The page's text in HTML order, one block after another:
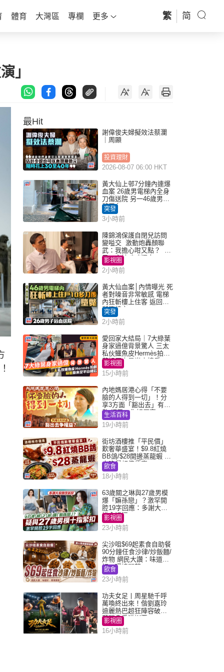
體育 大灣區 專欄 更多 繁 简
」
最Hit
謝偉俊夫婦擬效法蔡瀾
｜周顯
投資理財
2026-08-07 06:00 HKT
黃大仙上邨7分鐘內連爆
血案 26歲男電梯內全身
刀傷送院 另一46歲男倒
斃平台
突發
3小時前
陳錦鴻保護自閉兒訪問
變嗌交 激動炮轟顏聯
武：我擔心咁又點？ 網
民：主持咄咄逼人
影視圈
2小時前
黃大仙血案│內情曝光 死
者對噪音非常敏感 電梯
內狂斬樓上住客 返回住
所墮樓亡
突發
2小時前
愛回家大結局｜7大綠葉
身家過億背景驚人 三太
私伙鱷魚皮Hermès拍劇
蘇姐原來是半山樓后
影視圈
15小時前
內地媽居港心得「不要
臉的人得到一切」！分
享3方面「豁出去」有著
數 網民：你好厲害
生活百科
19小時前
街坊酒樓推「平民價」
歎奢華盛宴！$9.8紅燒
BB鴿/$28開邊蒸龍蝦 3
大晚餐超值優惠
飲食
18小時前
63歲關之琳與27歲男模
爆「嫲孫戀」？激罕開
腔19字回應：多謝大家
掛念近況
影視圈
23小時前
尖沙咀$69起素食自助餐
90分鐘任食沙律/炒飯麵/
炸物 網民大讚：味道
好，環境闊落
飲食
23小時前
功夫女足丨周星馳千呼
萬喚終出來！偕劉嘉玲
迪麗熱巴超狂陣容破天
荒現身香港謝票
影視圈
16小時前